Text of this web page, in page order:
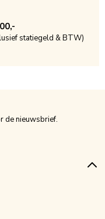
statiegeld & BTW)
de nieuwsbrief.